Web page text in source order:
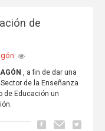
de
, a fin de dar una
de la Enseñanza
de Educación un